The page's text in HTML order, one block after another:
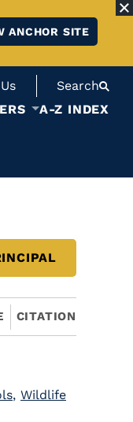
ANCHOR SITE
Search
A-Z INDEX
CITATION
, Wildlife